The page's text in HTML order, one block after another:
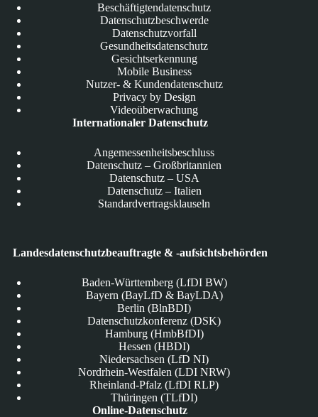
Beschäftigtendatenschutz
Datenschutzbeschwerde
Datenschutzvorfall
Gesundheitsdatenschutz
Gesichtserkennung
Mobile Business
Nutzer- & Kundendatenschutz
Privacy by Design
Videoüberwachung
Internationaler Datenschutz
Angemessenheitsbeschluss
Datenschutz – Großbritannien
Datenschutz – USA
Datenschutz – Italien
Standardvertragsklauseln
Landesdatenschutzbeauftragte & -aufsichtsbehörden
Baden-Württemberg (LfDI BW)
Bayern (BayLfD & BayLDA)
Berlin (BlnBDI)
Datenschutzkonferenz (DSK)
Hamburg (HmbBfDI)
Hessen (HBDI)
Niedersachsen (LfD NI)
Nordrhein-Westfalen (LDI NRW)
Rheinland-Pfalz (LfDI RLP)
Thüringen (TLfDI)
Online-Datenschutz